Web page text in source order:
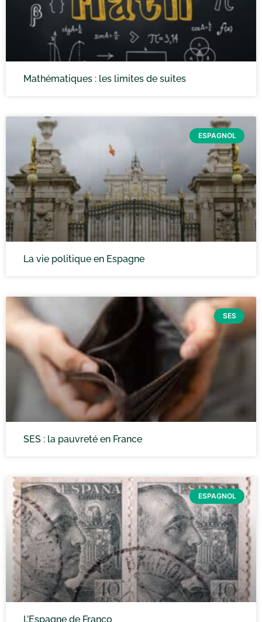
Mathématiques : les limites de suites
ESPAGNOL
La vie politique en Espagne
SES
SES : la pauvreté en France
ESPAGNOL
L’Espagne de Franco